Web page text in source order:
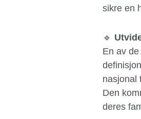
sikre en
🔹
En av
nasjonal
Den
deres